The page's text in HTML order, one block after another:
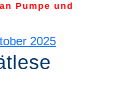
Pumpe und
2025